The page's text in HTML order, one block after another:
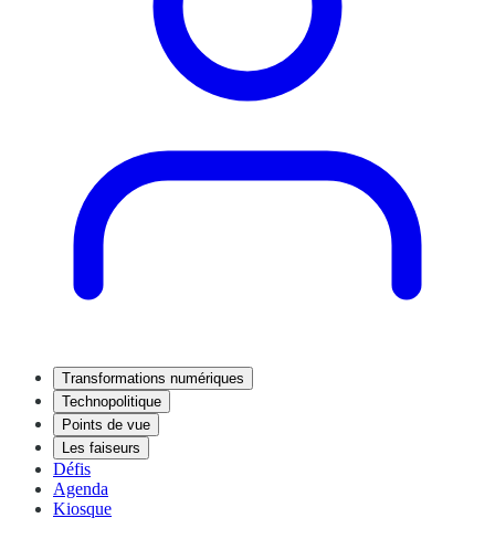
Transformations numériques
Technopolitique
Points de vue
Les faiseurs
Défis
Agenda
Kiosque